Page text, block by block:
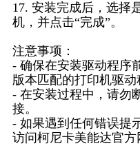
17. 安装完成后，选择
机，并点击“完成”。
注意事项：
- 确保在安装驱动程序
版本匹配的打印机驱动
- 在安装过程中，请勿
接。
- 如果遇到任何错误提
访问柯尼卡美能达官方